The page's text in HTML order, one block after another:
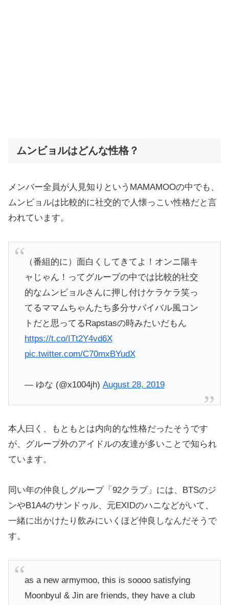
ムンビョルはどんな性格？
メンバー全員が人見知りというMAMAMOOの中でも、
ムンビョルは比較的に社交的で人懐っこい性格だと言
われています。
（番組的に）面白くしてきてよ！オンニ陽キ
ャじゃん！ってグループの中では比較的社交
的なムンビョルさんに押し付けケラケラ笑っ
てるママムちゃんたち多分サバイバル風コン
トだと思ってるRapstasの時みたいだもん
https://t.co/ITt2Y4vd6X
pic.twitter.com/C70mxBYudX
— ゆな (@x1004jh) August 28, 2019
本人曰く、もともとは内向的な性格だったそうです
が、グループ外のアイドルの友達が多いことで知られ
ています。
同い年の仲良しグループ「92クラブ」には、BTSのジ
ンやB1A4のサンドゥル、元EXIDのハニなどがいて、
一緒に出かけたり飲みにいくほど仲良しなんだそうで
す。
as a new armymoo, this is soooo satisfying
Moonbyul & Jin are friends, they have a club